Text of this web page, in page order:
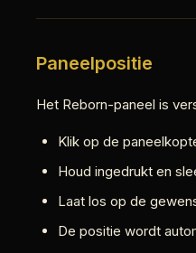
Paneelpositie
Het Reborn-paneel is
Klik op de
Houd ingedrukt en
Laat los op de
De positie wordt